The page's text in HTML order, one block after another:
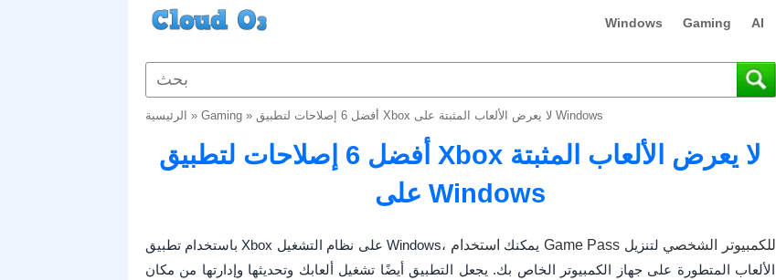
Windows Gaming AI
الرئيسية » Gaming» أفضل 6 إصلاحات لتطبيق Xbox لا يعرض الألعاب المثبتة على Windows
أفضل 6 إصلاحات لتطبيق Xbox لا يعرض الألعاب المثبتة
على Windows
باستخدام تطبيق Xbox على نظام التشغيل Windows، يمكنك استخدام Game Pass للكمبيوتر الشخصي لتنزيل
الألعاب المتطورة على جهاز الكمبيوتر الخاص بك. يجعل التطبيق أيضًا تشغيل ألعابك وتحديثها وإدارتها من مكان